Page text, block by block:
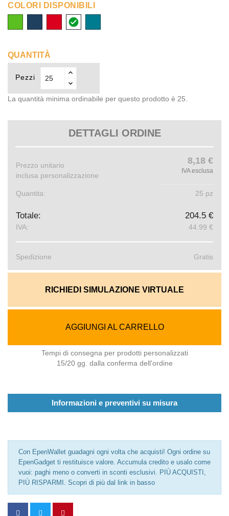
COLORI DISPONIBILI
bianco
acqua
QUANTITÀ
Pezzi
La quantità minima ordinabile per questo prodotto è 25.
DETTAGLI ORDINE
Prezzo unitario
inclusa personalizzazione
8,18 €
IVA esclusa
Quantita: 25 pz
Totale: 204.5 €
IVA: 44.99 €
Spedizione Gratis
RICHIEDI SIMULAZIONE VIRTUALE
AGGIUNGI AL CARRELLO
Tempi di consegna per prodotti personalizzati
15/20 gg. dalla conferma dell'ordine
Informazioni e preventivi su misura
Con EpenWallet guadagni ogni volta che acquisti! Ogni ordine su
EpenGadget ti restituisce valore. Accumula credito e usalo come
vuoi: paghi meno o converti in sconti esclusivi. PIÙ ACQUISTI,
PIÙ RISPARMI. Scopri di più dal link in basso